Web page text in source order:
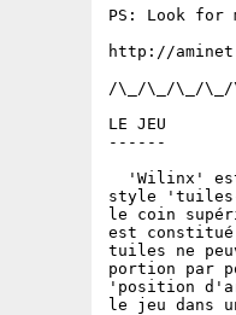
PS: Look for
http://
/\_/\_/\_/
LE JEU
------
'Wilinx'
style
le coin
est
tuiles ne
portion par
'position
le jeu dans